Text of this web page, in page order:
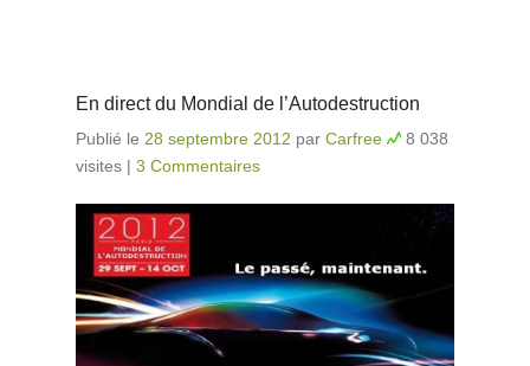
En direct du Mondial de l’Autodestruction
Publié le 28 septembre 2012 par Carfree
8 038
visites | 3 Commentaires